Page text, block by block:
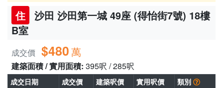
住
沙田 沙田第一城 49座 (得怡街7號) 18樓
B室
成交價 $480萬
建築面積 / 實用面積: 395呎 / 285呎
成交日期 成交價 建築呎價 實用呎價
類別